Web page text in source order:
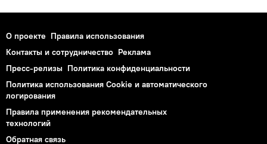
О проекте Правила использования
Контакты и сотрудничество Реклама
Пресс-релизы Политика конфиденциальности
Политика использования Cookie и автоматического
логирования
Правила применения рекомендательных
технологий
Обратная связь